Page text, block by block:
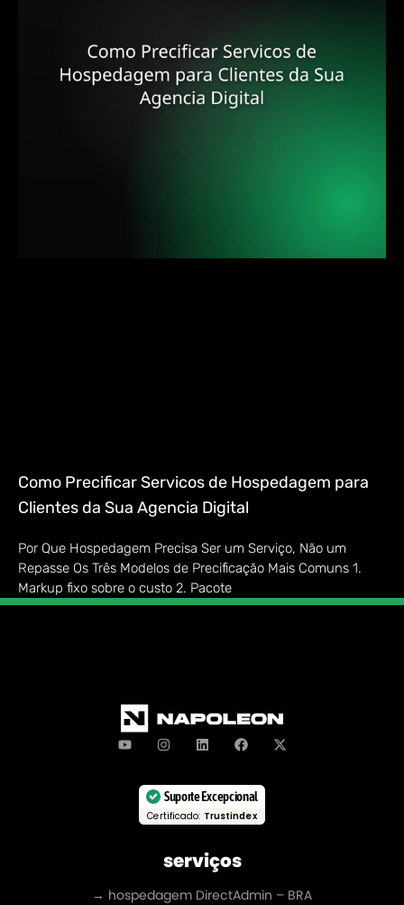
Como Precificar Servicos de Hospedagem para
Clientes da Sua Agencia Digital
Por Que Hospedagem Precisa Ser um Serviço, Não um
Repasse Os Três Modelos de Precificação Mais Comuns 1.
Markup fixo sobre o custo 2. Pacote
Suporte Excepcional
Certificado: Trustindex
serviços
→ hospedagem DirectAdmin – BRA